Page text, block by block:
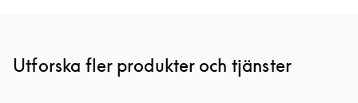
Utforska fler produkter och tjänster